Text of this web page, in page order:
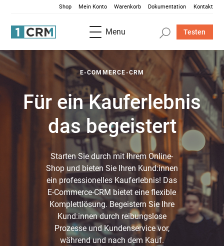
Shop Mein Konto Warenkorb Dokumentation Kontakt
Menu Testen
E-COMMERCE-CRM
Für ein Kauferlebnis
das begeistert
Starten Sie durch mit Ihrem Online-
Shop und bieten Sie Ihren Kund:innen
ein professionelles Kauferlebnis! Das
E-Commerce-CRM bietet eine flexible
Komplettlösung. Begeistern Sie Ihre
Kund:innen durch reibungslose
Prozesse und Kundenservice vor,
während und nach dem Kauf.